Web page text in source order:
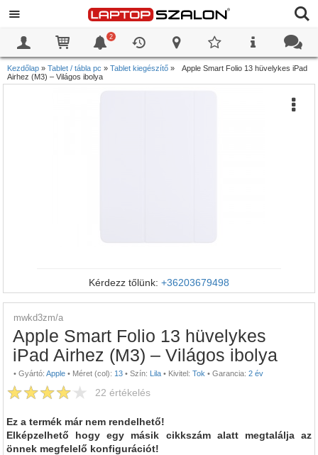
2
Kezdőlap » Tablet / tábla pc » Tablet kiegészítő »
Apple Smart Folio 13 hüvelykes iPad
Airhez (M3) – Világos ibolya
Kérdezz tőlünk: +36203679498
mwkd3zm/a
Apple Smart Folio 13 hüvelykes
iPad Airhez (M3) – Világos ibolya
• Gyártó: Apple • Méret (col): 13 • Szín: Lila • Kivitel: Tok • Garancia: 2 év
22 értékelés
Ez a termék már nem rendelhető!
Elképzelhető hogy egy másik cikkszám alatt megtalálja az
önnek megfelelő konfigurációt!
0
0